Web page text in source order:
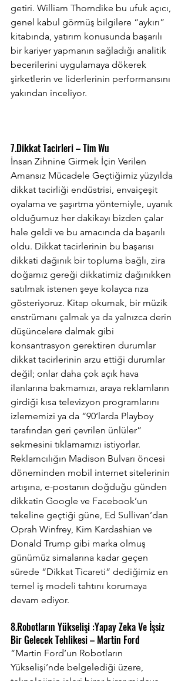
getiri. William Thorndike bu ufuk açıcı,
genel kabul görmüş bilgilere “aykırı”
kitabında, yatırım konusunda başarılı
bir kariyer yapmanın sağladığı analitik
becerilerini uygulamaya dökerek
şirketlerin ve liderlerinin performansını
yakından inceliyor.
7.Dikkat Tacirleri – Tim Wu
İnsan Zihnine Girmek İçin Verilen
Amansız Mücadele Geçtiğimiz yüzyılda
dikkat tacirliği endüstrisi, envaiçeşit
oyalama ve şaşırtma yöntemiyle, uyanık
olduğumuz her dakikayı bizden çalar
hale geldi ve bu amacında da başarılı
oldu. Dikkat tacirlerinin bu başarısı
dikkati dağınık bir topluma bağlı, zira
doğamız gereği dikkatimiz dağınıkken
satılmak istenen şeye kolayca rıza
gösteriyoruz. Kitap okumak, bir müzik
enstrümanı çalmak ya da yalnızca derin
düşüncelere dalmak gibi
konsantrasyon gerektiren durumlar
dikkat tacirlerinin arzu ettiği durumlar
değil; onlar daha çok açık hava
ilanlarına bakmamızı, araya reklamların
girdiği kısa televizyon programlarını
izlememizi ya da “90‘larda Playboy
tarafından geri çevrilen ünlüler”
sekmesini tıklamamızı istiyorlar.
Reklamcılığın Madison Bulvarı öncesi
döneminden mobil internet sitelerinin
artışına, e-postanın doğduğu günden
dikkatin Google ve Facebook’un
tekeline geçtiği güne, Ed Sullivan’dan
Oprah Winfrey, Kim Kardashian ve
Donald Trump gibi marka olmuş
günümüz simalarına kadar geçen
sürede “Dikkat Ticareti” dediğimiz en
temel iş modeli tahtını korumaya
devam ediyor.
8.Robotların Yükselişi :Yapay Zeka Ve İşsiz
Bir Gelecek Tehlikesi – Martin Ford
“Martin Ford’un Robotların
Yükselişi’nde belgelediği üzere,